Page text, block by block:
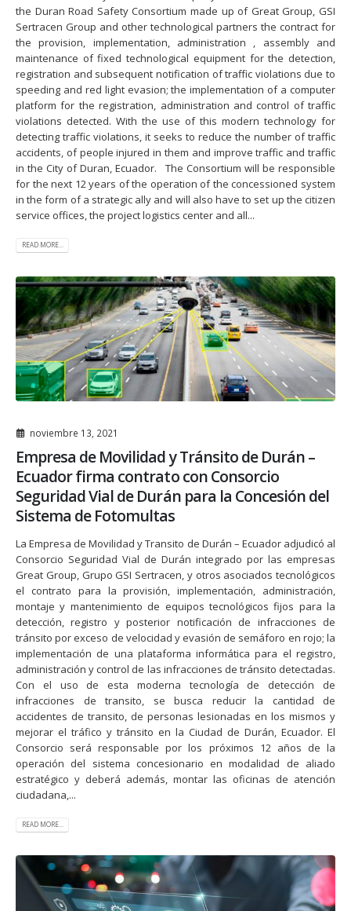
the Duran Road Safety Consortium made up of Great Group, GSI
Sertracen Group and other technological partners the contract for
the provision, implementation, administration , assembly and
maintenance of fixed technological equipment for the detection,
registration and subsequent notification of traffic violations due to
speeding and red light evasion; the implementation of a computer
platform for the registration, administration and control of traffic
violations detected. With the use of this modern technology for
detecting traffic violations, it seeks to reduce the number of traffic
accidents, of people injured in them and improve traffic and traffic
in the City of Duran, Ecuador. The Consortium will be responsible
for the next 12 years of the operation of the concessioned system
in the form of a strategic ally and will also have to set up the citizen
service offices, the project logistics center and all...
READ MORE...
noviembre 13, 2021
Empresa de Movilidad y Tránsito de Durán –
Ecuador firma contrato con Consorcio
Seguridad Vial de Durán para la Concesión del
Sistema de Fotomultas
La Empresa de Movilidad y Transito de Durán – Ecuador adjudicó al
Consorcio Seguridad Vial de Durán integrado por las empresas
Great Group, Grupo GSI Sertracen, y otros asociados tecnológicos
el contrato para la provisión, implementación, administración,
montaje y mantenimiento de equipos tecnológicos fijos para la
detección, registro y posterior notificación de infracciones de
tránsito por exceso de velocidad y evasión de semáforo en rojo; la
implementación de una plataforma informática para el registro,
administración y control de las infracciones de tránsito detectadas.
Con el uso de esta moderna tecnología de detección de
infracciones de transito, se busca reducir la cantidad de
accidentes de transito, de personas lesionadas en los mismos y
mejorar el tráfico y tránsito en la Ciudad de Durán, Ecuador. El
Consorcio será responsable por los próximos 12 años de la
operación del sistema concesionario en modalidad de aliado
estratégico y deberá además, montar las oficinas de atención
ciudadana,...
READ MORE...